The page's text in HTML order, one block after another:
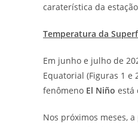
caraterística da
Temperatura da
Em junho e julho de
Equatorial (Figuras 1 e
fenômeno El Niño está
Nos próximos meses,